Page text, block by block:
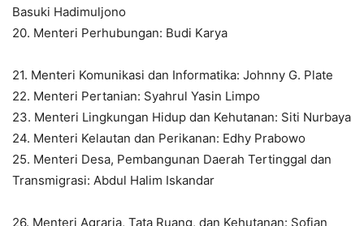
Basuki Hadimuljono
20. Menteri Perhubungan: Budi Karya
21. Menteri Komunikasi dan Informatika: Johnny G. Plate
22. Menteri Pertanian: Syahrul Yasin Limpo
23. Menteri Lingkungan Hidup dan Kehutanan: Siti Nurbaya
24. Menteri Kelautan dan Perikanan: Edhy Prabowo
25. Menteri Desa, Pembangunan Daerah Tertinggal dan
Transmigrasi: Abdul Halim Iskandar
26. Menteri Agraria, Tata Ruang, dan Kehutanan: Sofjan